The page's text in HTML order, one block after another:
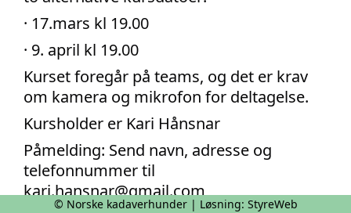
· 17.mars kl 19.00
· 9. april kl 19.00
Kurset foregår på teams, og det er krav
om kamera og mikrofon for deltagelse.
Kursholder er Kari Hånsnar
Påmelding: Send navn, adresse og
telefonnummer til
kari.hansnar@gmail.com
© Norske kadaverhunder | Løsning: StyreWeb